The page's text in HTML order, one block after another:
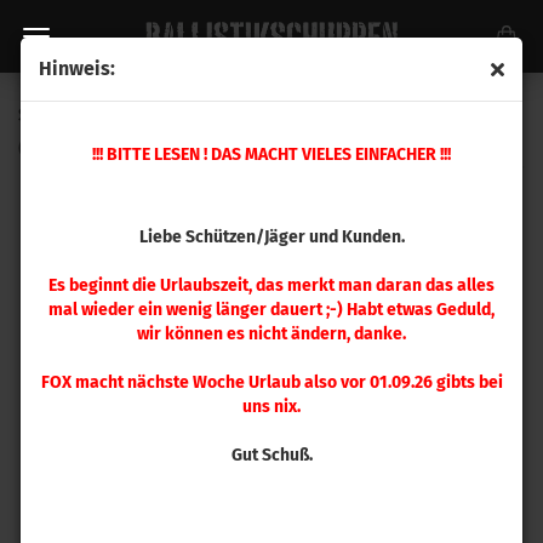
Hinweis:
!!! BITTE LESEN ! DAS MACHT VIELES EINFACHER !!!
Liebe Schützen/Jäger und Kunden.
Es beginnt die Urlaubszeit, das merkt man daran das alles
mal wieder ein wenig länger dauert ;-) Habt etwas Geduld,
wir können es nicht ändern, danke.
FOX macht nächste Woche Urlaub also vor 01.09.26 gibts bei
uns nix.
Gut Schuß.
Speer .243 Boat-Tail 100 gr 100 Stück
1220)